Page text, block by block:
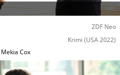
ZDF Neo
Krimi (USA 2022)
Mekia Cox